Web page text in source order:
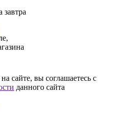
завтра
сайте, вы соглашаетесь с
данного сайта